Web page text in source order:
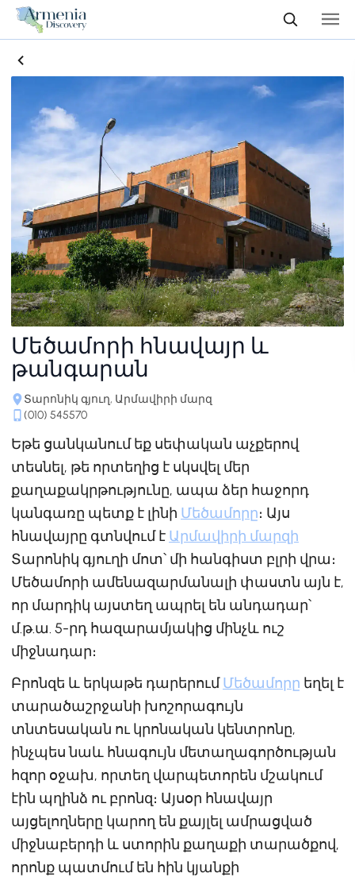
Մեծամորի հնավայր և
թանգարան
Տարոնիկ գյուղ, Արմավիրի մարզ
(010) 545570
Եթե ցանկանում եք սեփական աչքերով
տեսնել, թե որտեղից է սկսվել մեր
քաղաքակրթությունը, ապա ձեր հաջորդ
կանգառը պետք է լինի Մեծամորը։ Այս
հնավայրը գտնվում է Արմավիրի մարզի
Տարոնիկ գյուղի մոտ՝ մի հանգիստ բլրի վրա։
Մեծամորի ամենազարմանալի փաստն այն է,
որ մարդիկ այստեղ ապրել են անդադար՝
մ.թ.ա. 5-րդ հազարամյակից մինչև ուշ
միջնադար։
Բրոնզե և երկաթե դարերումՄեծամորը եղել է
տարածաշրջանի խոշորագույն
տնտեսական ու կրոնական կենտրոնը,
ինչպես նաև հնագույն մետաղագործության
հզոր օջախ, որտեղ վարպետորեն մշակում
էին պղինձ ու բրոնզ։ Այսօր հնավայր
այցելողները կարող են քայլել ամրացված
միջնաբերդի և ստորին քաղաքի տարածքով,
որոնք պատմում են հին կյանքի